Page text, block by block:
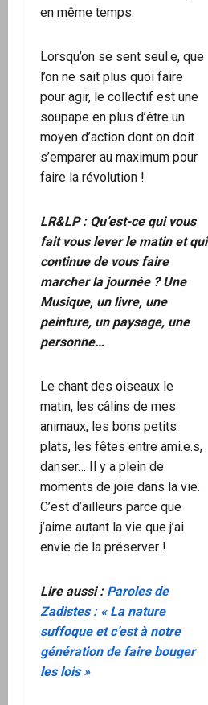
en même temps.
Lorsqu’on se sent seul.e, que
l’on ne sait plus quoi faire
pour agir, le collectif est une
soupape en plus d’être un
moyen d’action dont on doit
s’emparer au maximum pour
faire la révolution !
LR&LP : Qu’est-ce qui vous
fait vous lever le matin et qui
continue de vous faire
marcher la journée ? Une
Musique, un livre, une
peinture, un paysage, une
personne…
Le chant des oiseaux le
matin, les câlins de mes
animaux, les bons petits
plats, les fêtes entre ami.e.s,
danser… Il y a plein de
moments de joie dans la vie.
C’est d’ailleurs parce que
j’aime autant la vie que j’ai
envie de la préserver !
Lire aussi : Paroles de
Zadistes : « La nature
suffoque et c’est à notre
génération de faire bouger
les lois »